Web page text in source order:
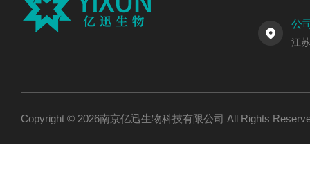
公
江
Copyright © 2026南京亿迅生物科技有限公司 All Rights